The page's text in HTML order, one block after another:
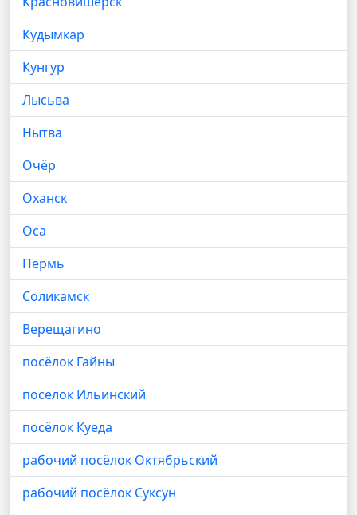
Кудымкар
Кунгур
Лысьва
Нытва
Очёр
Оханск
Оса
Пермь
Соликамск
Верещагино
посёлок Гайны
посёлок Ильинский
посёлок Куеда
рабочий посёлок Октябрьский
рабочий посёлок Суксун